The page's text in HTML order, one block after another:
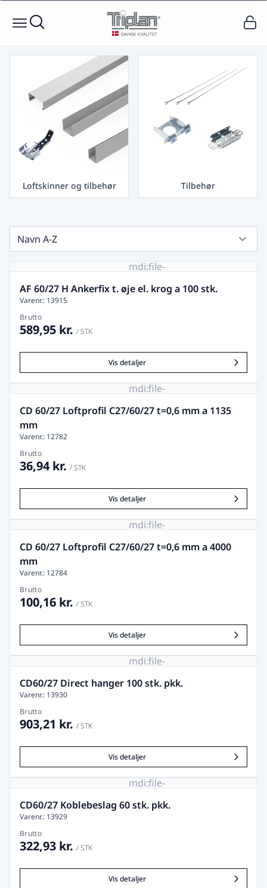
Loftskinner og tilbehør Tilbehør
Navn A-Z
mdi:file-
image-
remove
AF 60/27 H Ankerfix t. øje el. krog a 100 stk.
Varenr.: 13915
Brutto
589,95 kr. / STK
Vis detaljer
mdi:file-
image-
remove
CD 60/27 Loftprofil C27/60/27 t=0,6 mm a 1135
mm
Varenr.: 12782
Brutto
36,94 kr. / STK
Vis detaljer
mdi:file-
image-
remove
CD 60/27 Loftprofil C27/60/27 t=0,6 mm a 4000
mm
Varenr.: 12784
Brutto
100,16 kr. / STK
Vis detaljer
mdi:file-
image-
remove
CD60/27 Direct hanger 100 stk. pkk.
Varenr.: 13930
Brutto
903,21 kr. / STK
Vis detaljer
mdi:file-
image-
remove
CD60/27 Koblebeslag 60 stk. pkk.
Varenr.: 13929
Brutto
322,93 kr. / STK
Vis detaljer